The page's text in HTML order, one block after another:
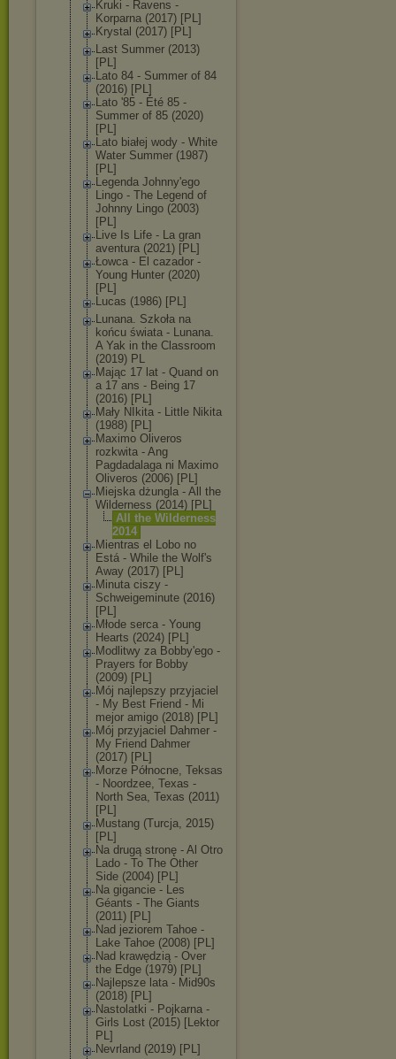
Kruki - Ravens -
Korparna (2017) [PL]
Krystal (2017) [PL]
Last Summer (2013)
[PL]
Lato 84 - Summer of 84
(2016) [PL]
Lato '85 - Été 85 -
Summer of 85 (2020)
[PL]
Lato białej wody - White
Water Summer (1987)
[PL]
Legenda Johnny'ego
Lingo - The Legend of
Johnny Lingo (2003)
[PL]
Live Is Life - La gran
aventura (2021) [PL]
Łowca - El cazador -
Young Hunter (2020)
[PL]
Lucas (1986) [PL]
Lunana. Szkoła na
końcu świata - Lunana.
A Yak in the Classroom
(2019) PL
Mając 17 lat - Quand on
a 17 ans - Being 17
(2016) [PL]
Mały NIkita - Little Nikita
(1988) [PL]
Maximo Oliveros
rozkwita - Ang
Pagdadalaga ni Maximo
Oliveros (2006) [PL]
Miejska dżungla - All the
Wilderness (2014) [PL]
All the Wilderness
2014
Mientras el Lobo no
Está - While the Wolf's
Away (2017) [PL]
Minuta ciszy -
Schweigeminute (2016)
[PL]
Młode serca - Young
Hearts (2024) [PL]
Modlitwy za Bobby'ego -
Prayers for Bobby
(2009) [PL]
Mój najlepszy przyjaciel
- My Best Friend - Mi
mejor amigo (2018) [PL]
Mój przyjaciel Dahmer -
My Friend Dahmer
(2017) [PL]
Morze Północne, Teksas
- Noordzee, Texas -
North Sea, Texas (2011)
[PL]
Mustang (Turcja, 2015)
[PL]
Na drugą stronę - Al Otro
Lado - To The Other
Side (2004) [PL]
Na gigancie - Les
Géants - The Giants
(2011) [PL]
Nad jeziorem Tahoe -
Lake Tahoe (2008) [PL]
Nad krawędzią - Over
the Edge (1979) [PL]
Najlepsze lata - Mid90s
(2018) [PL]
Nastolatki - Pojkarna -
Girls Lost (2015) [Lektor
PL]
Nevrland (2019) [PL]